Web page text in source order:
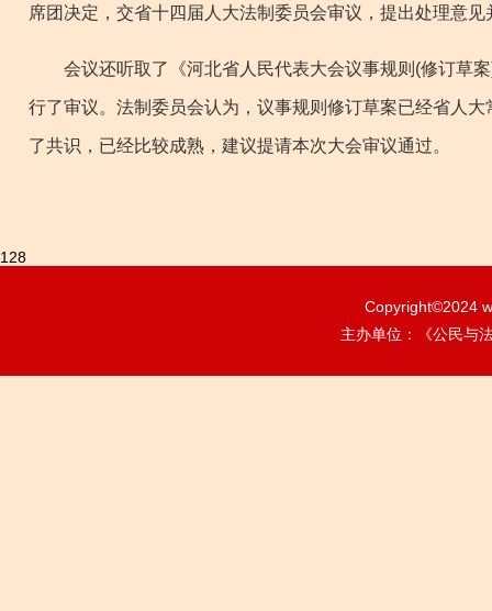
席团决定，交省十四届人大法制委员会审议，提出处理意
会议还听取了《河北省人民代表大会议事规则(修订草案
行了审议。法制委员会认为，议事规则修订草案已经省人
了共识，已经比较成熟，建议提请本次大会审议通过。
128
Copyright©2024
主办单位：《公民与